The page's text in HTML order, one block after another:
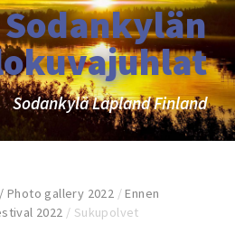
Sodankylän
Sodankylä Lapland Finland
Photo gallery 2022 /Ennen
2022 / Sukupolvet